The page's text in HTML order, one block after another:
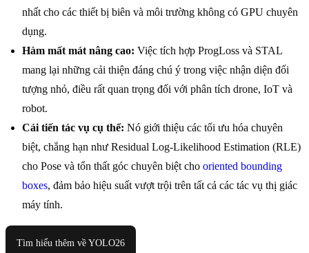
nhất cho các thiết bị biên và môi trường không có GPU chuyên
dụng.
Hàm mất mát nâng cao: Việc tích hợp ProgLoss và STAL
mang lại những cải thiện đáng chú ý trong việc nhận diện đối
tượng nhỏ, điều rất quan trọng đối với phân tích drone, IoT và
robot.
Cải tiến tác vụ cụ thể: Nó giới thiệu các tối ưu hóa chuyên
biệt, chẳng hạn như Residual Log-Likelihood Estimation (RLE)
cho Pose và tổn thất góc chuyên biệt cho oriented bounding
boxes, đảm bảo hiệu suất vượt trội trên tất cả các tác vụ thị giác
máy tính.
Tìm hiểu thêm về YOLO26